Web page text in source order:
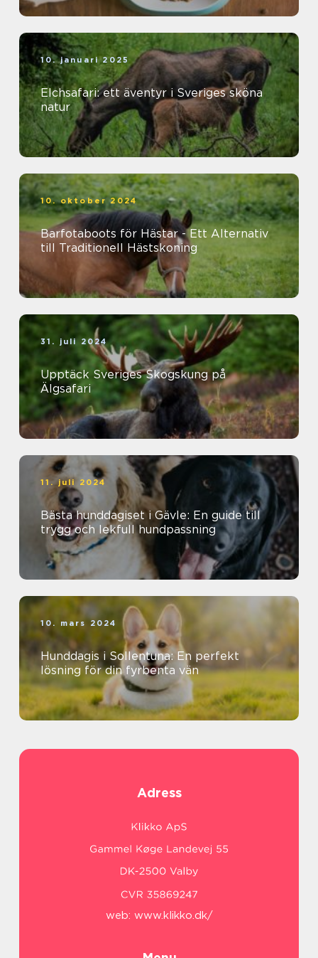
10. januari 2025
Elchsafari: ett äventyr i Sveriges sköna
natur
10. oktober 2024
Barfotaboots för Hästar - Ett Alternativ
till Traditionell Hästskoning
31. juli 2024
Upptäck Sveriges Skogskung på
Älgsafari
11. juli 2024
Bästa hunddagiset i Gävle: En guide till
trygg och lekfull hundpassning
10. mars 2024
Hunddagis i Sollentuna: En perfekt
lösning för din fyrbenta vän
Adress
web: www.klikko.dk/